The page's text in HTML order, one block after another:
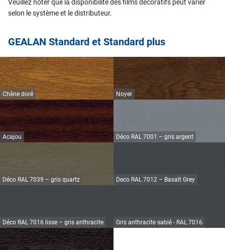
Veuillez noter que la disponibilité des films décoratifs peut varier
selon le système et le distributeur.
GEALAN Standard et Standard plus
Chêne doré Noyer
Acajou Déco RAL 7001 – gris argent
Déco RAL 7039 – gris quartz Deco RAL 7012 – Basalt Grey
Déco RAL 7016 lisse – gris anthracite Gris anthracite sablé - RAL 7016